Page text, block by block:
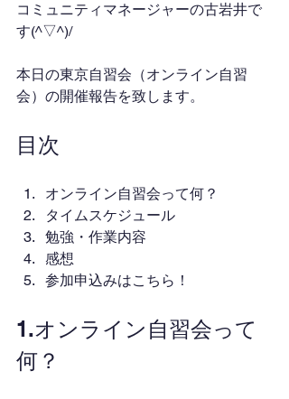
コミュニティマネージャーの古岩井で
す(^▽^)/
本日の東京自習会（オンライン自習
会）の開催報告を致します。
目次
オンライン自習会って何？
タイムスケジュール
勉強・作業内容
感想
参加申込みはこちら！
1.オンライン自習会って
何？